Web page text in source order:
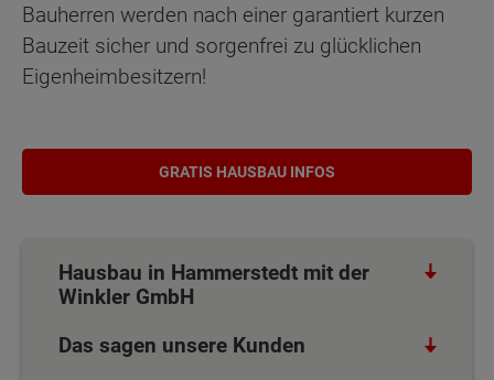
Bauherren werden nach einer garantiert kurzen
Bauzeit sicher und sorgenfrei zu glücklichen
Eigenheimbesitzern!
GRATIS HAUSBAU INFOS
Hausbau in Hammerstedt mit der
Winkler GmbH
Das sagen unsere Kunden